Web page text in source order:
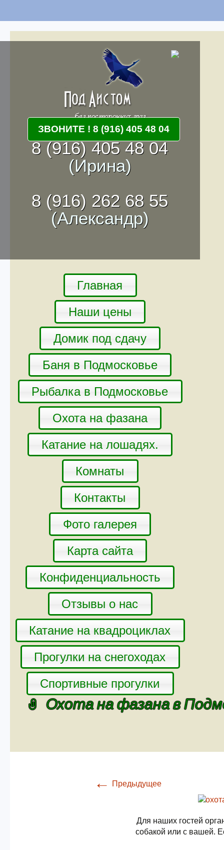
8 (916) 405 48 04
(Ирина)
8 (916) 262 68 55
(Александр)
Главная
Наши цены
Домик под сдачу
Баня в Подмосковье
Рыбалка в Подмосковье
Охота на фазана
Катание на лошадях.
Комнаты
Контакты
Фото галерея
Карта сайта
Конфиденциальность
Отзывы о нас
Катание на квадроциклах
Прогулки на снегоходах
Спортивные прогулки
Охота на фазана в
← Предыдущее
Для наших гостей
собакой или с вашей.
ЗВОНИТЕ ! 8 (916) 405 48 04